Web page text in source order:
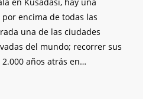
encima de todas las
una de las ciudades
del mundo; recorrer sus
años atrás en…